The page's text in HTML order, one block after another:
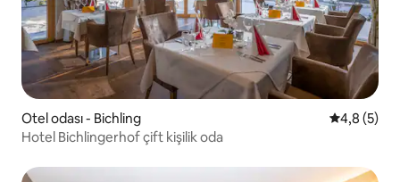
Otel odası - Bichling 54,8 (5)
Hotel Bichlingerhof çift kişilik oda